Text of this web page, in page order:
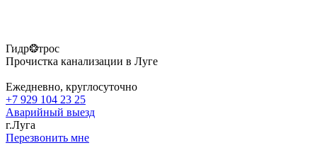
Гидр❂трос
Прочистка канализации в Луге
Ежедневно, круглосуточно
+7 929 104 23 25
Аварийный выезд
г.Луга
Перезвонить мне